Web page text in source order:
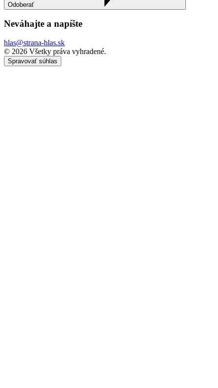
Odoberať
Neváhajte a napíšte
hlas@strana-hlas.sk
©️ 2026 Všetky práva vyhradené.
Spravovať súhlas